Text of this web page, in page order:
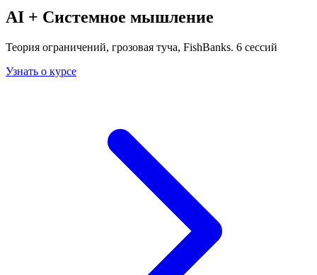
AI + Системное мышление
Теория ограничений, грозовая туча, FishBanks. 6 сессий
Узнать о курсе